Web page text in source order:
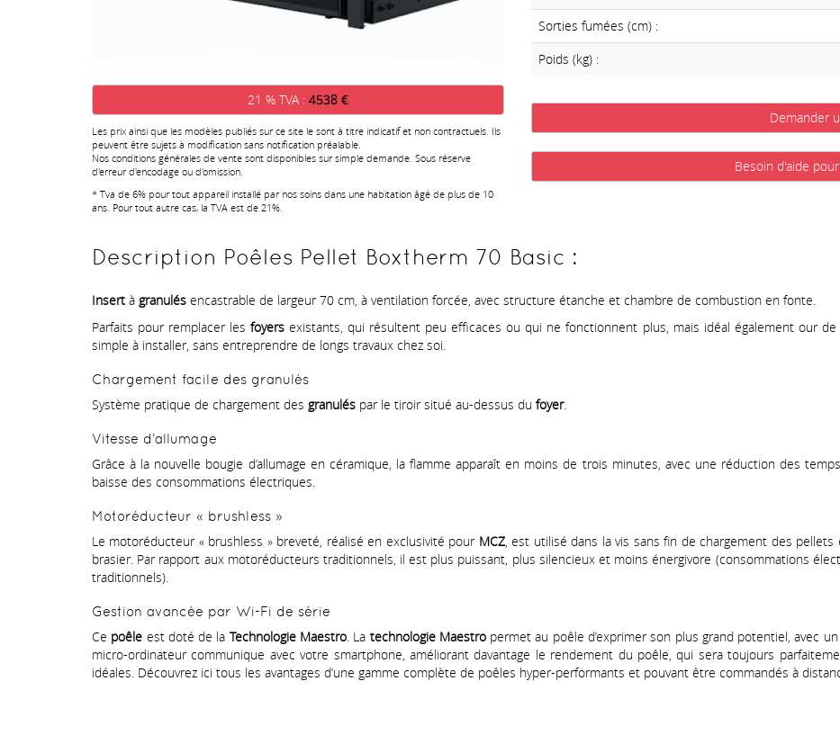
21 % TVA : 4538 €
Les prix ainsi que les modèles publiés sur ce site le sont à titre indicatif et non contractuels. Ils
peuvent être sujets à modification sans notification préalable.
Nos conditions générales de vente sont disponibles sur simple demande. Sous réserve
d'erreur d'encodage ou d'omission.
* Tva de 6% pour tout appareil installé par nos soins dans une habitation âgé de plus de 10
ans. Pour tout autre cas, la TVA est de 21%.
Sorties fumées (cm) :
Poids (kg) :
Demander
Besoin d'aide
Description Poêles Pellet Boxtherm 70 Basic :
Insert à granulés encastrable de largeur 70 cm, à ventilation forcée, avec structure étanche et chambre de combustion en fonte.
Parfaits pour remplacer lesfoyersexistants, qui résultent peu efficaces ou qui ne fonctionnent plus, mais idéal également our
simple à installer, sans entreprendre de longs travaux chez soi.
Chargement facile des granulés
Système pratique de chargement des granulés par le tiroir situé au-dessus du foyer.
Vitesse d’allumage
Grâce à la nouvelle bougie d’allumage en céramique, la flamme apparaît en moins de trois minutes, avec une réduction des
baisse des consommations électriques.
Motoréducteur « brushless »
Le motoréducteur « brushless » breveté, réalisé en exclusivité pour MCZ, est utilisé dans la vis sans fin de chargement des
brasier. Par rapport aux motoréducteurs traditionnels, il est plus puissant, plus silencieux et moins énergivore (consommations
traditionnels).
Gestion avancée par Wi-Fi de série
Ce poêle est doté de la Technologie Maestro. La technologie Maestropermet au poêle d’exprimer son plus grand potentiel, avec
micro-ordinateur communique avec votre smartphone, améliorant davantage le rendement du poêle, qui sera toujours
idéales. Découvrez ici tous les avantages d’une gamme complète de poêles hyper-performants et pouvant être commandés à